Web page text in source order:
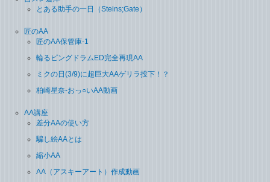
とある助手の一日（Steins;Gate）
匠のAA
匠のAA保管庫-1
輪るピングドラムED完全再現AA
ミクの日(3/9)に超巨大AAゲリラ投下！？
柏崎星奈-おっ○いAA動画
AA講座
差分AAの使い方
騙し絵AAとは
縮小AA
AA（アスキーアート）作成動画